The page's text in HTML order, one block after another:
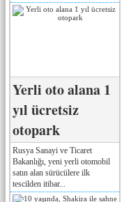
Yerli oto alana 1
yıl ücretsiz
otopark
Rusya Sanayi ve Ticaret
Bakanlığı, yeni yerli otomobil
satın alan sürücülere ilk
tescilden itibar...